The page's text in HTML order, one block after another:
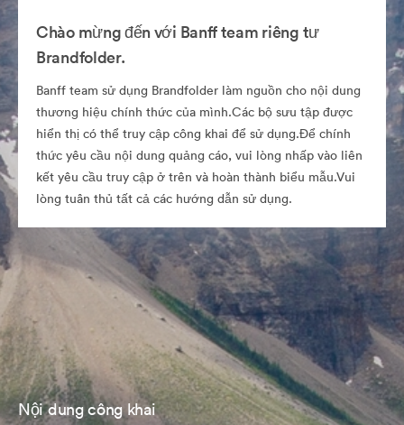
Chào mừng đến với Banff team riêng tư
Brandfolder.
Banff team sử dụng Brandfolder làm nguồn cho nội dung
thương hiệu chính thức của mình.Các bộ sưu tập được
hiển thị có thể truy cập công khai để sử dụng.Để chính
thức yêu cầu nội dung quảng cáo, vui lòng nhấp vào liên
kết yêu cầu truy cập ở trên và hoàn thành biểu mẫu.Vui
lòng tuân thủ tất cả các hướng dẫn sử dụng.
Nội dung công khai